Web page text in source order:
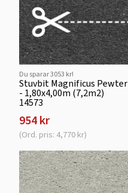
Du sparar 3053 kr!
Stuvbit Magnificus Pewter
- 1,80x4,00m (7,2m2)
14573
954 kr
(Ord. pris: 4,770 kr)